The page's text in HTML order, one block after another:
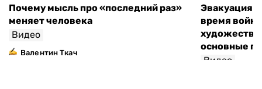
Почему мысль про «последний раз»
меняет человека
Видео
Валентин Ткач
Эвакуация
время
основные
Видео